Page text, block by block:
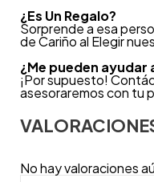
¿Es Un Regalo?
Sorprende a esa
de Cariño al Elegir
¿Me pueden ayudar
¡Por supuesto!
asesoraremos con tu
No hay valoraciones